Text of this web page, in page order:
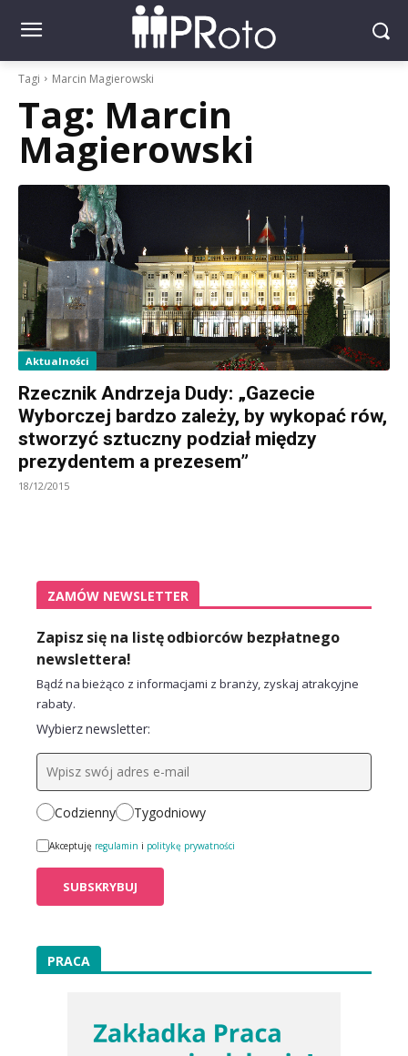
Tagi Marcin Magierowski
Tag: Marcin
Magierowski
Aktualności
Rzecznik Andrzeja Dudy: „Gazecie
Wyborczej bardzo zależy, by wykopać rów,
stworzyć sztuczny podział między
prezydentem a prezesem”
18/12/2015
ZAMÓW NEWSLETTER
Zapisz się na listę odbiorców bezpłatnego
newslettera!
Bądź na bieżąco z informacjami z branży, zyskaj atrakcyjne
rabaty.
Wybierz newsletter:
Codzienny Tygodniowy
Akceptuję regulamin i politykę prywatności
PRACA